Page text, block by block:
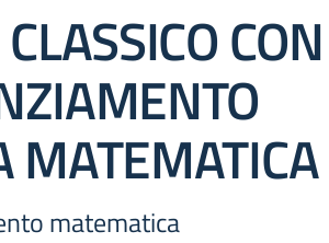
CON
MATEMATICA
matematica